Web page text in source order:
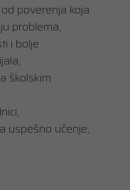
poverenja koja
problema,
i bolje
školskim
uspešno učenje,